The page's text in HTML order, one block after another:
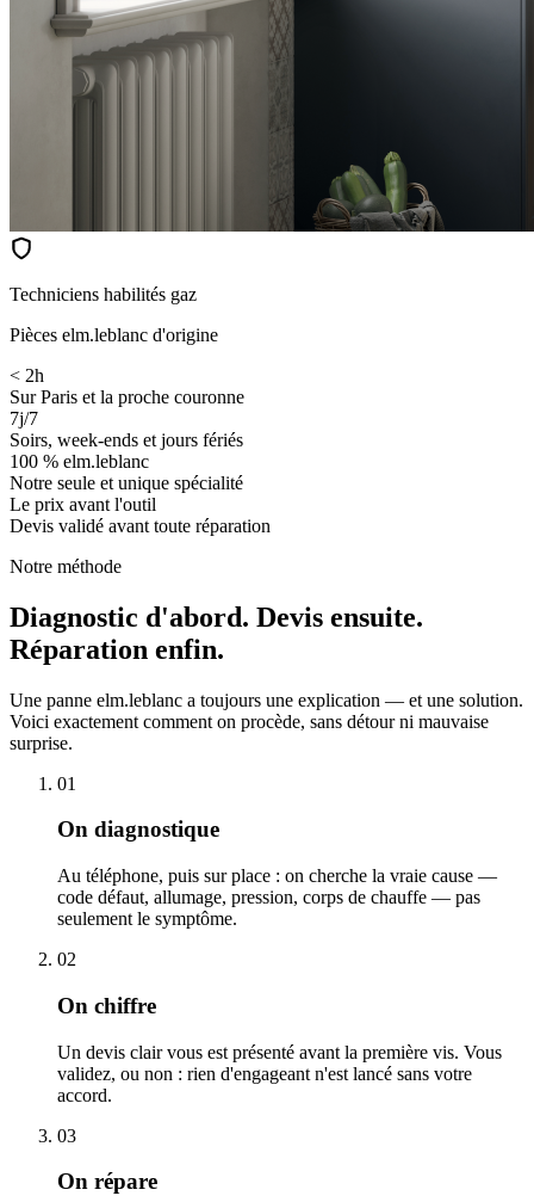
Techniciens habilités gaz
Pièces elm.leblanc d'origine
< 2h
Sur Paris et la proche couronne
7j/7
Soirs, week-ends et jours fériés
100 % elm.leblanc
Notre seule et unique spécialité
Le prix avant l'outil
Devis validé avant toute réparation
Notre méthode
Diagnostic d'abord. Devis ensuite.
Réparation enfin.
Une panne elm.leblanc a toujours une explication — et une solution.
Voici exactement comment on procède, sans détour ni mauvaise
surprise.
01
On diagnostique
Au téléphone, puis sur place : on cherche la vraie cause —
code défaut, allumage, pression, corps de chauffe — pas
seulement le symptôme.
02
On chiffre
Un devis clair vous est présenté avant la première vis. Vous
validez, ou non : rien d'engageant n'est lancé sans votre
accord.
03
On répare